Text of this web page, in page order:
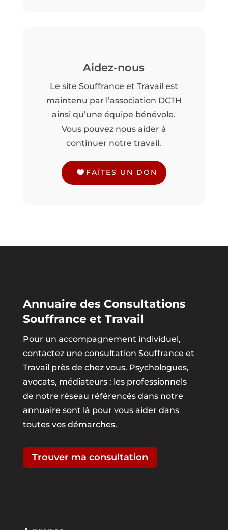
Aidez-nous
Le site Souffrance et Travail est
maintenu par l’association DCTH
ainsi qu’une équipe bénévole.
Vous pouvez nous aider à
continuer notre travail.
FAÎTES UN DON
Annuaire des Consultations
Souffrance et Travail
Pour un accompagnement individuel,
contactez une consultation Souffrance et
Travail près de chez vous. Psychologues,
avocats, médiateurs : les professionnels
de notre réseau référencés dans notre
annuaire sont là pour vous aider dans
toutes vos démarches.
Trouver ma consultation